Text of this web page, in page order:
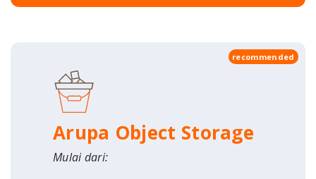
recommended
Arupa Object Storage
Mulai dari: